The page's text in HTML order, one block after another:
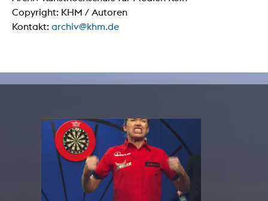
Copyright: KHM / Autoren
Kontakt: archiv@khm.de